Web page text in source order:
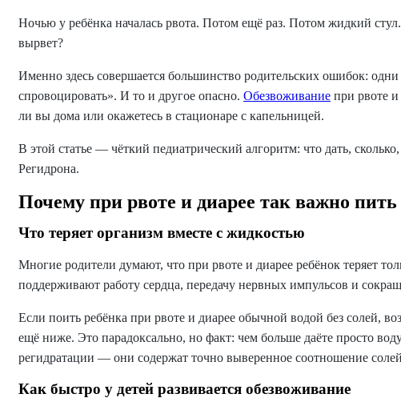
Ночью у ребёнка началась рвота. Потом ещё раз. Потом жидкий
вырвет?
Именно здесь совершается большинство родительских ошибок:
спровоцировать». И то и другое опасно. Обезвоживание при рвоте и
ли вы дома или окажетесь в стационаре с капельницей.
В этой статье — чёткий педиатрический алгоритм: что дать,
Регидрона.
Почему при рвоте и диарее так важно
Что теряет организм вместе с жидкостью
Многие родители думают, что при рвоте и диарее ребёнок теряет
поддерживают работу сердца, передачу нервных импульсов и
Если поить ребёнка при рвоте и диарее обычной водой без солей,
ещё ниже. Это парадоксально, но факт: чем больше даёте просто
регидратации — они содержат точно выверенное соотношение
Как быстро у детей развивается обезвоживание